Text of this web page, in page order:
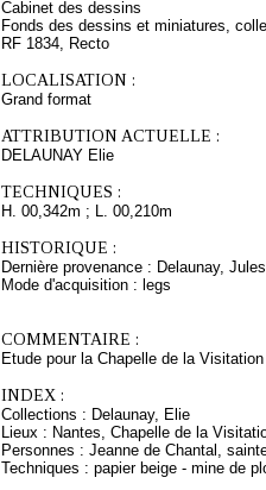
Cabinet des dessins
Fonds des dessins et miniatures,
RF 1834, Recto
LOCALISATION :
Grand format
ATTRIBUTION ACTUELLE :
DELAUNAY Elie
TECHNIQUES :
H. 00,342m ; L. 00,210m
HISTORIQUE :
Dernière provenance : Delaunay,
Mode d'acquisition : legs
COMMENTAIRE :
Etude pour la Chapelle de la
INDEX :
Collections : Delaunay, Elie
Lieux : Nantes, Chapelle de la
Personnes : Jeanne de Chantal,
Techniques : papier beige - mine de